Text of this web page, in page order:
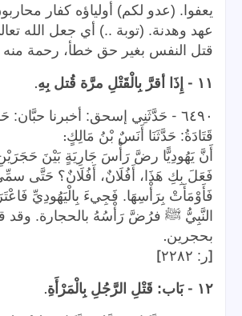
يعفوا. (عدو لكم) أولياؤه كفار
عهد وهدنة. (توبة ..) أي جعل الله
قتل النفس بغير حق خطأ، رحمة منه
١١ - إِذَا أقرَّ بِالْقَتْلِ مرَّة قُتل بِهِ.
٦٤٩٠ - حَدَّثَنِي إسحق: أخبرنا حبَّان:
قَتَادَةُ: حَدَّثَنَا أَنَسٌ بْنُ مَالِكٍ:
أَنَّ يَهُودِيًّا رضَّ رَأْسَ جَارِيَةٍ بَيْنَ
فَعَلَ بِكِ هَذَا، أَفُلَانٌ، أَفُلَانٌ؟ حَتَّى
فَأَوْمَأَتْ بِرَأْسِهَا. فَجِيءَ بِالْيَهُودِيِّ
النَّبِيُّ ﷺ فرُضَّ رَأْسُهُ بالحجارة. وقد
بحجرين.
[ر: ٢٢٨٢ ]
١٢ -بَاب: قَتْلِ الرَّجُلِ بِالْمَرْأَةِ.